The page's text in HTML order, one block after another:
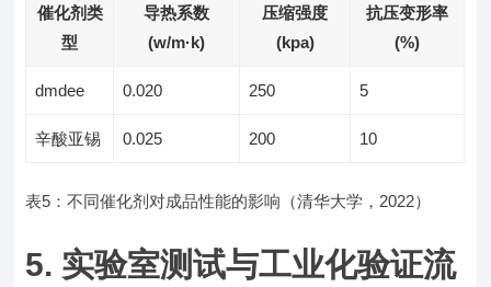
催化剂类
型
导热系数
(w/m·k)
压缩强度
(kpa)
抗压变形率
(%)
dmdee 0.020 250 5
辛酸亚锡 0.025 200 10
表5：不同催化剂对成品性能的影响（清华大学，2022）
5. 实验室测试与工业化验证流